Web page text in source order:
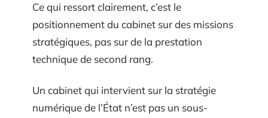
Ce qui ressort clairement, c’est le
positionnement du cabinet sur des missions
stratégiques, pas sur de la prestation
technique de second rang.
Un cabinet qui intervient sur la stratégie
numérique de l’État n’est pas un sous-